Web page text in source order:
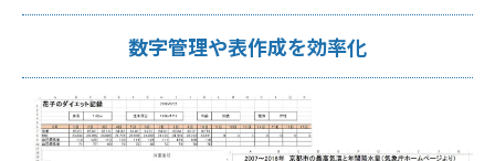
数字管理や表作成を効率化